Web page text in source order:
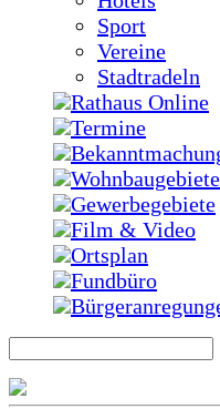
Sport
Vereine
Stadtradeln
Rathaus Online
Termine
Wohnbaugebiete
Gewerbegebiete
Film & Video
Ortsplan
Fundbüro